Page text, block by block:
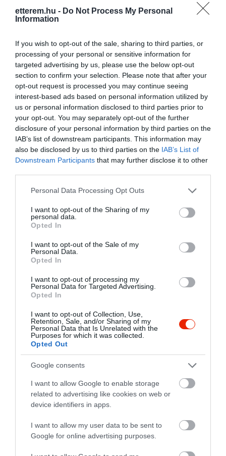
etterem.hu - Do Not Process My Personal
Information
If you wish to opt-out of the sale, sharing to third parties, or
processing of your personal or sensitive information for
targeted advertising by us, please use the below opt-out
section to confirm your selection. Please note that after your
opt-out request is processed you may continue seeing
interest-based ads based on personal information utilized by
us or personal information disclosed to third parties prior to
your opt-out. You may separately opt-out of the further
disclosure of your personal information by third parties on the
IAB’s list of downstream participants. This information may
also be disclosed by us to third parties on the IAB’s List of
Downstream Participants that may further disclose it to other
Please note that this website/app uses one or more Google
not limited to your visit or usage behaviour. You may click to
grant or deny consent to Google and its third-party tags to
use your data for below specified purposes in below Google
consent section.
Personal Data Processing Opt Outs
I want to opt-out of the Sharing of my
personal data.
Opted In
I want to opt-out of the Sale of my
Personal Data.
Opted In
I want to opt-out of processing my
Personal Data for Targeted Advertising.
Opted In
I want to opt-out of Collection, Use,
Retention, Sale, and/or Sharing of my
Personal Data that Is Unrelated with the
Purposes for which it was collected.
Opted Out
Google consents
I want to allow Google to enable storage
related to advertising like cookies on web or
device identifiers in apps.
I want to allow my user data to be sent to
Google for online advertising purposes.
nyitás csütörtökön (2018.10.18.).
Önöket megújult téli teraszunkkal!...
Újjászületett a Liszt Ferenc tér
legrégebbi bár-étterme! Teljesen felújított
konyhával és megújult étlappal várunk,
melyek mostmár a koktél-csodáink
mellett kedves vendégeink
gasztronómiai élményeit is teljessé
teszik!
1061 Budapest, Liszt Ferenc tér 3.
+36 70 639 0094
info@incognitobar.hu
fb.com/cafeincognito
Probléma jelentése Te vagy a tulajdonos?
Értékelések